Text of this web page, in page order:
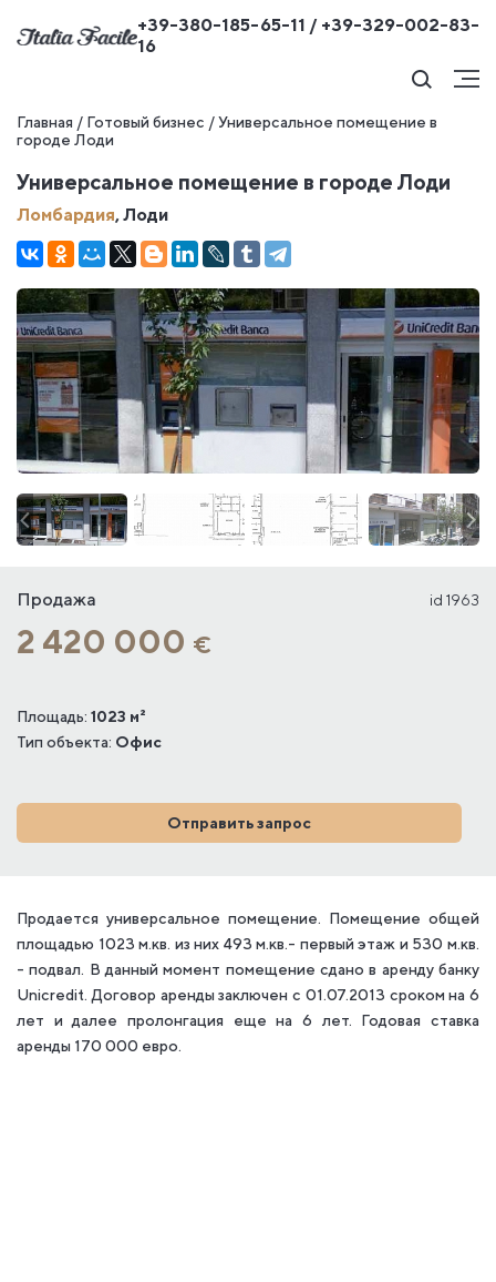
+39-380-185-65-11 / +39-329-002-83-
16
Главная / Готовый бизнес /Универсальное помещение в
городе Лоди
Универсальное помещение в городе Лоди
Ломбардия, Лоди
Продажа id 1963
2 420 000 €
Площадь: 1023 м²
Тип объекта: Офис
Отправить запрос
Продается универсальное помещение. Помещение общей
площадью 1023 м.кв. из них 493 м.кв.- первый этаж и 530 м.кв.
- подвал. В данный момент помещение сдано в аренду банку
Unicredit. Договор аренды заключен с 01.07.2013 сроком на 6
лет и далее пролонгация еще на 6 лет. Годовая ставка
аренды 170 000 евро.